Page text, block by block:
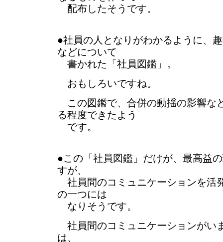
配布したそうです。
●社員の人となりがわかるように、
などについて
書かれた「社員図鑑」。
おもしろいですね。
この図鑑で、合併の動揺の影響な
る程度できたよう
です。
●この「社員図鑑」だけが、最高益
すが、
社員間のコミュニケーションを活
の一つには
なりそうです。
社員間のコミュニケーションがい
は、